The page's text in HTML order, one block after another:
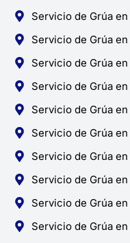
Servicio de Grúa
Servicio de Grúa
Servicio de Grúa
Servicio de Grúa
Servicio de Grúa
Servicio de Grúa
Servicio de Grúa
Servicio de Grúa en
Servicio de Grúa
Servicio de Grúa